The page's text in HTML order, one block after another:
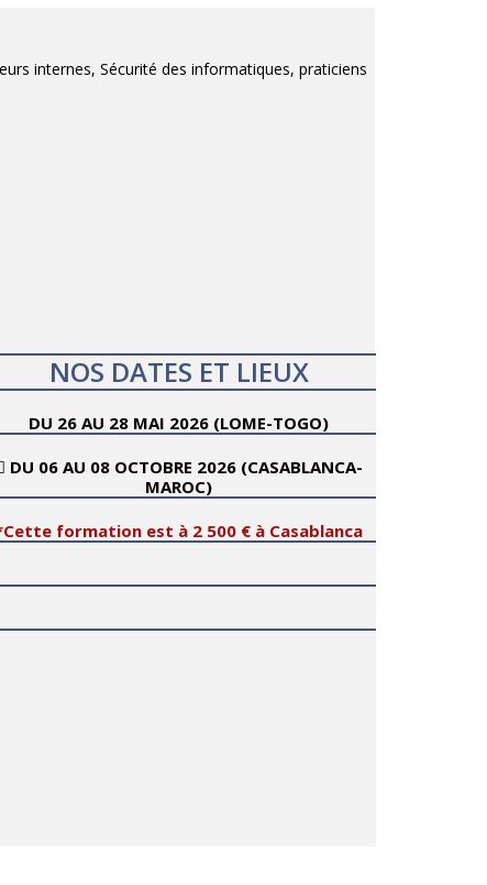
internes, Sécurité des informatiques, praticiens
NOS DATES ET LIEUX
DU 26 AU 28 MAI 2026 (LOME-TOGO)
DU 06 AU 08 OCTOBRE 2026 (CASABLANCA-
MAROC)
formation est à 2 500 € à Casablanca